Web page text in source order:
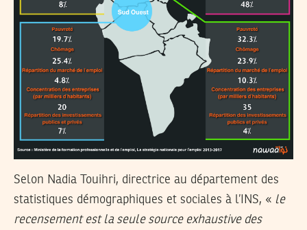
Selon Nadia Touihri, directrice au département des
statistiques démographiques et sociales à l’INS, « le
recensement est la seule source exhaustive des